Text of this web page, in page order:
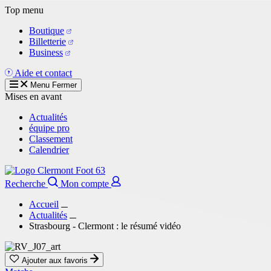
Aller
contenu
principal
Top menu
Boutique
Billetterie
Business
Aide et contact
Menu Fermer
Mises en avant
Actualités
équipe pro
Classement
Calendrier
Recherche
Mon compte
Accueil
Actualités
Strasbourg - Clermont : le résumé vidéo
Ajouter aux favoris